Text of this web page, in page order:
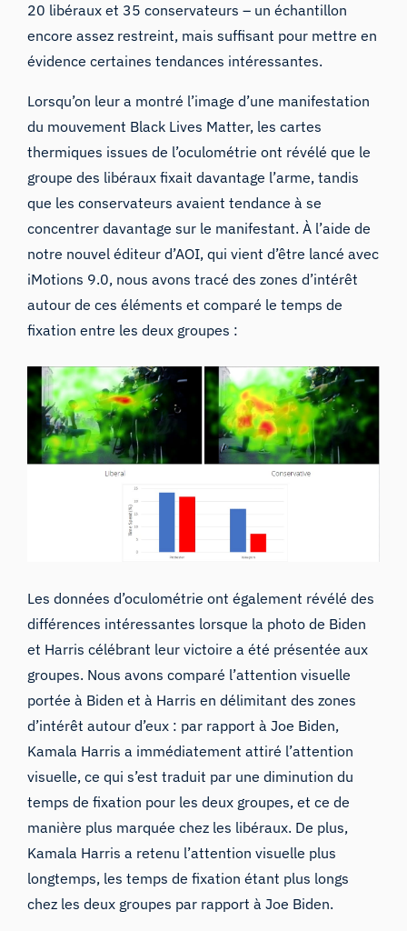
20 libéraux et 35 conservateurs – un échantillon
encore assez restreint, mais suffisant pour mettre en
évidence certaines tendances intéressantes.
Lorsqu’on leur a montré l’image d’une manifestation
du mouvement Black Lives Matter, les cartes
thermiques issues de l’oculométrie ont révélé que le
groupe des libéraux fixait davantage l’arme, tandis
que les conservateurs avaient tendance à se
concentrer davantage sur le manifestant. À l’aide de
notre nouveléditeur d’AOI, qui vient d’être lancé avec
iMotions 9.0, nous avons tracé des zones d’intérêt
autour de ces éléments et comparé le temps de
fixation entre les deux groupes :
Les données d’oculométrie ont également révélé des
différences intéressantes lorsque la photo de Biden
et Harris célébrant leur victoire a été présentée aux
groupes. Nous avons comparé l’attention visuelle
portée à Biden et à Harris en délimitant des zones
d’intérêt autour d’eux : par rapport à Joe Biden,
Kamala Harris a immédiatement attiré l’attention
visuelle, ce qui s’est traduit par une diminution du
temps de fixation pour les deux groupes, et ce de
manière plus marquée chez les libéraux. De plus,
Kamala Harris a retenu l’attention visuelle plus
longtemps, les temps de fixation étant plus longs
chez les deux groupes par rapport à Joe Biden.